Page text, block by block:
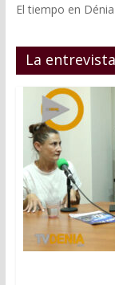
El tiempo en Dénia
La entrevista